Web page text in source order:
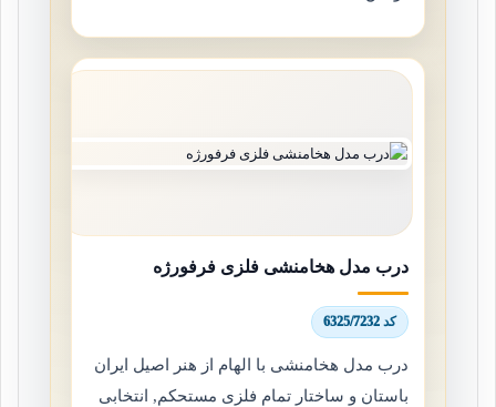
درب مدل هخامنشی فلزی فرفورژه
کد 6325/7232
درب مدل هخامنشی با الهام از هنر اصیل ایران
باستان و ساختار تمام فلزی مستحکم, انتخابی